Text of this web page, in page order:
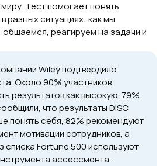
Тест помогает понять
разных ситуациях: как мы
реагируем на задачи и
Wiley подтвердило
Около 90% участников
результатов как высокую. 79%
что результаты DISC
понять себя, 82% рекомендуют
мотивации сотрудников, а
списка Fortune 500 используют
ассессмента.